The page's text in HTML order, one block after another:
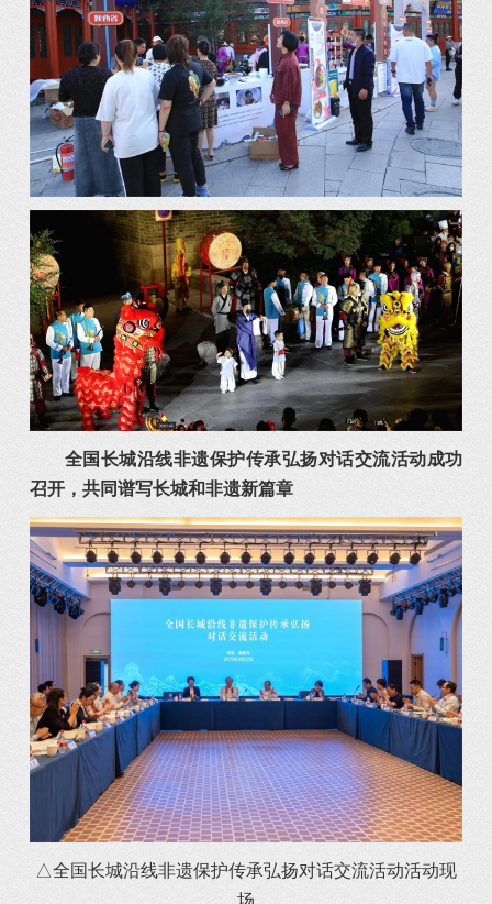
全国长城沿线非遗保护传承弘扬对话交流活动成功
召开，共同谱写长城和非遗新篇章
△全国长城沿线非遗保护传承弘扬对话交流活动活动现
场